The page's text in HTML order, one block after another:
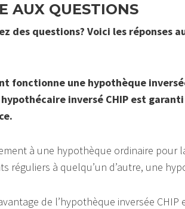
AUX QUESTIONS
des questions? Voici les réponses
fonctionne une hypothèque
inversé CHIP est
à une hypothèque ordinaire pour
réguliers à quelqu’un d’autre, une
de l’hypothèque inversée CHIP